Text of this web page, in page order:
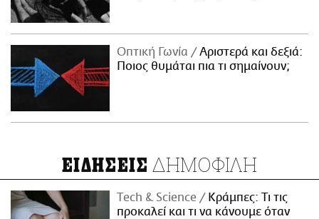
Οπτική Γωνία
Αριστερά και δεξιά:
Ποιος θυμάται πια τι σημαίνουν;
ΕΙΔΗΣΕΙΣ ΔΗΜΟΦΙΛΗ
Τech & Science
Κράμπες: Τι τις
προκαλεί και τι να κάνουμε όταν